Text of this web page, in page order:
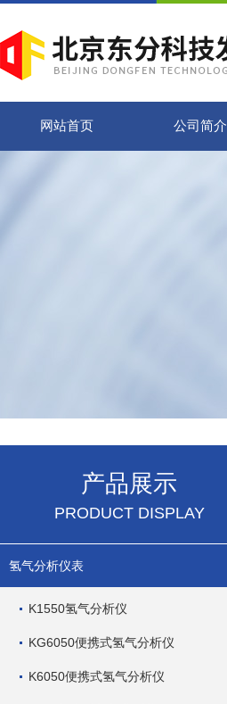
网站首页 公司简介
产品展示
PRODUCT DISPLAY
氢气分析仪表
K1550氢气分析仪
KG6050便携式氢气分析仪
K6050便携式氢气分析仪